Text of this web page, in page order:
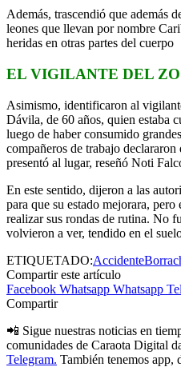
Además, trascendió que además
leones que llevan por nombre
heridas en otras partes del cuerpo
EL VIGILANTE DEL
Asimismo, identificaron al
Dávila, de 60 años, quien estaba
luego de haber consumido
compañeros de trabajo
presentó al lugar, reseñó Noti
En este sentido, dijeron a las
para que su estado mejorara,
realizar sus rondas de rutina. No
volvieron a ver, tendido en el
ETIQUETADO:Accidente
Compartir este artículo
Facebook Whatsapp Whatsapp
Compartir
📲 Sigue nuestras noticias en
comunidades de Caraota Digital
Telegram. También tenemos app,